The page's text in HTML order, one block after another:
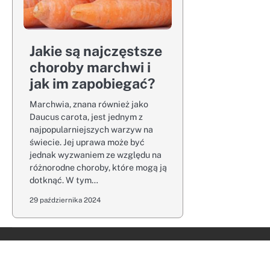
Jakie są najczęstsze
choroby marchwi i
jak im zapobiegać?
Marchwia, znana również jako
Daucus carota, jest jednym z
najpopularniejszych warzyw na
świecie. Jej uprawa może być
jednak wyzwaniem ze względu na
różnorodne choroby, które mogą ją
dotknąć. W tym…
29 października 2024